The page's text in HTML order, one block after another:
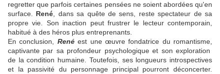
regretter que parfois certaines pensées ne soient abordées qu'en
surface. René , dans sa quête de sens, reste spectateur de sa
propre vie. Son inaction peut frustrer le lecteur contemporain,
habitué à des héros plus entreprenants.
En conclusion,
René est une œuvre fondatrice du romantisme,
captivante par sa profondeur psychologique et son exploration
de la condition humaine. Toutefois, ses longueurs introspectives
et la passivité du personnage principal pourront déconcerter.